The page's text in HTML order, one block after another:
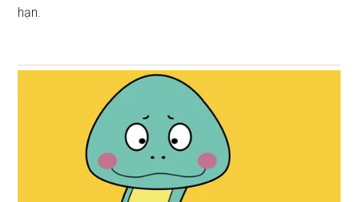
hạn.